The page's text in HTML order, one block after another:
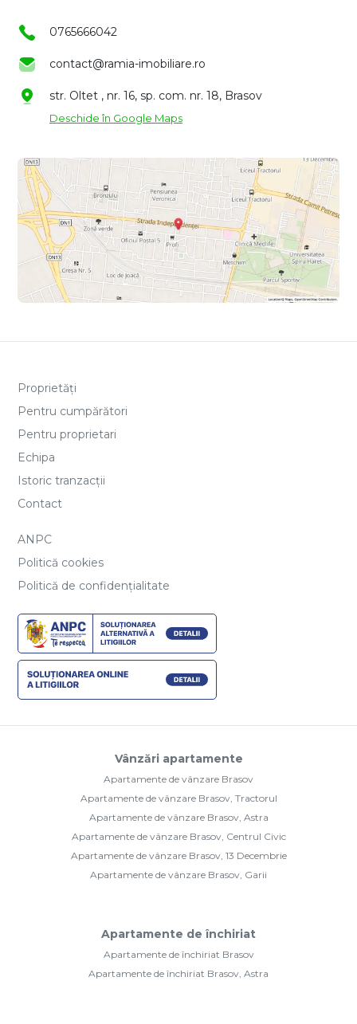
0765666042
contact@ramia-imobiliare.ro
str. Oltet , nr. 16, sp. com. nr. 18, Brasov
Deschide în Google Maps
Proprietăți
Pentru cumpărători
Pentru proprietari
Echipa
Istoric tranzacții
Contact
ANPC
Politică cookies
Politică de confidențialitate
Vânzări apartamente
Apartamente de vânzare Brasov
Apartamente de vânzare Brasov, Tractorul
Apartamente de vânzare Brasov, Astra
Apartamente de vânzare Brasov, Centrul Civic
Apartamente de vânzare Brasov, 13 Decembrie
Apartamente de vânzare Brasov, Garii
Apartamente de închiriat
Apartamente de închiriat Brasov
Apartamente de închiriat Brasov, Astra